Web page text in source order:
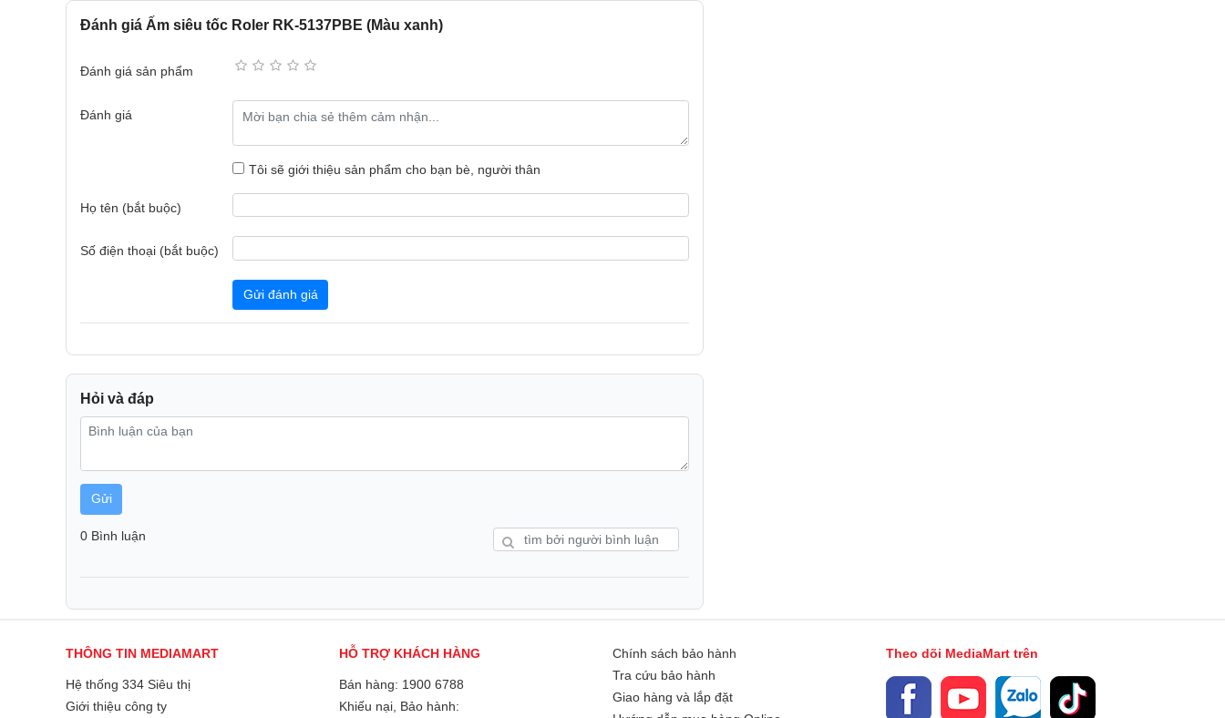
Thiết kế sang trọng, hiện đại
Ấm siêu tốc Roler RK-5137PBE có thiết kế Pastel sang trọng, hiện đại, gam màu thời thượng -
có nhu cầu sử dụng nước nóng để pha trà, cà phê mỗi nơi mỗi lúc, bình đun siêu tốc Roler RK-
5137PBE với dung tích 1.7L là sự lựa chọn tốt nhất cho gia đình bạn.
Đánh giá Ấm siêu tốc Roler RK-5137PBE (Màu xanh)
Đánh giá sản phẩm
Đánh giá
Tôi sẽ giới thiệu sản phẩm cho bạn bè, người thân
Họ tên (bắt buộc)
Số điện thoại (bắt buộc)
Gửi đánh giá
Hỏi và đáp
Gửi
0 Bình luận
THÔNG TIN MEDIAMART
Hệ thống 334 Siêu thị
Giới thiệu công ty
HỖ TRỢ KHÁCH HÀNG
Bán hàng: 1900 6788
Khiếu nại, Bảo hành:
Chính sách bảo hành
Tra cứu bảo hành
Giao hàng và lắp đặt
Theo dõi MediaMart trên